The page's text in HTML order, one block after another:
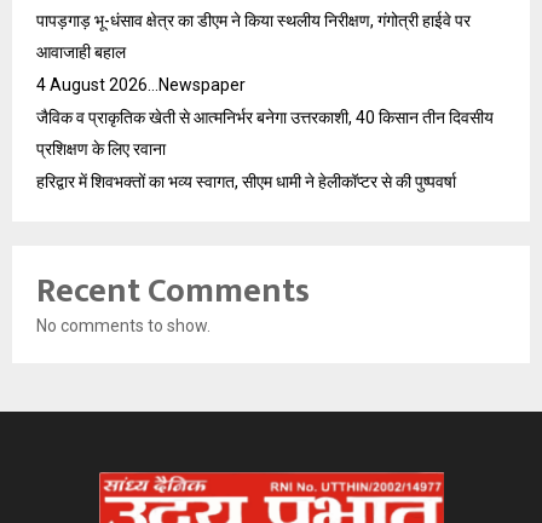
पापड़गाड़ भू-धंसाव क्षेत्र का डीएम ने किया स्थलीय निरीक्षण, गंगोत्री हाईवे पर
आवाजाही बहाल
4 August 2026…Newspaper
जैविक व प्राकृतिक खेती से आत्मनिर्भर बनेगा उत्तरकाशी, 40 किसान तीन दिवसीय
प्रशिक्षण के लिए रवाना
हरिद्वार में शिवभक्तों का भव्य स्वागत, सीएम धामी ने हेलीकॉप्टर से की पुष्पवर्षा
Recent Comments
No comments to show.